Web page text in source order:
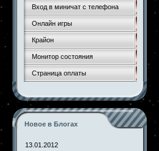
Вход в миничат с телефона
Онлайн игры
Крайон
Монитор состояния
Страница оплаты
Новое в Блогах
13.01.2012